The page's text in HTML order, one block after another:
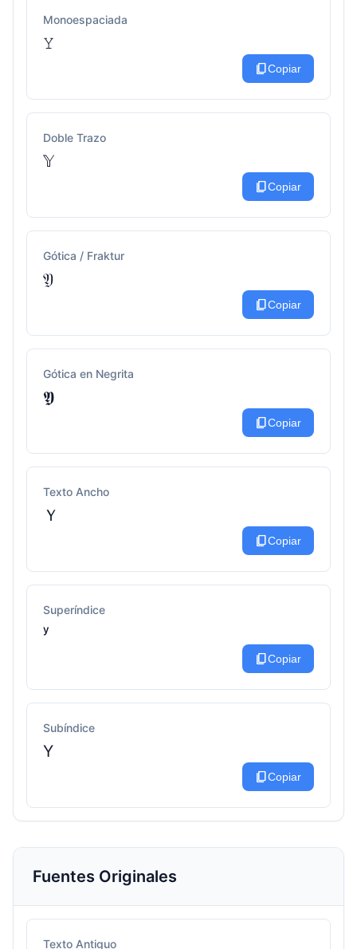
Monoespaciada
𝚈
content_copyCopiar
Doble Trazo
𝕐
content_copyCopiar
Gótica / Fraktur
𝔜
content_copyCopiar
Gótica en Negrita
𝖄
content_copyCopiar
Texto Ancho
Ｙ
content_copyCopiar
Superíndice
ʸ
content_copyCopiar
Subíndice
Y
content_copyCopiar
Fuentes Originales
Texto Antiguo